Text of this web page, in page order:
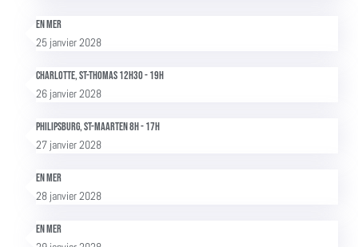
En mer
25 janvier 2028
Charlotte, St-Thomas 12h30 - 19h
26 janvier 2028
Philipsburg, St-Maarten 8h - 17h
27 janvier 2028
En mer
28 janvier 2028
En mer